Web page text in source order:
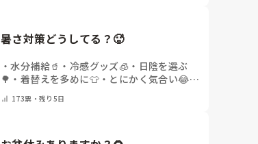
暑さ対策どうしてる？🥵
・水分補給🥤 ・ 冷感グッズ🧊 ・ 日陰を選ぶ
🌳 ・ 着替えを多めに👕・ とにかく気合い😂・
173票・残り5日